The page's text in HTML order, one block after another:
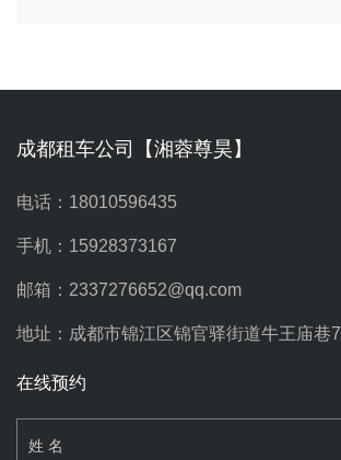
成都租车公司【湘蓉尊昊】
电话：18010596435
手机：15928373167
邮箱：2337276652@qq.com
地址：成都市锦江区锦官驿街道牛王庙巷
在线预约